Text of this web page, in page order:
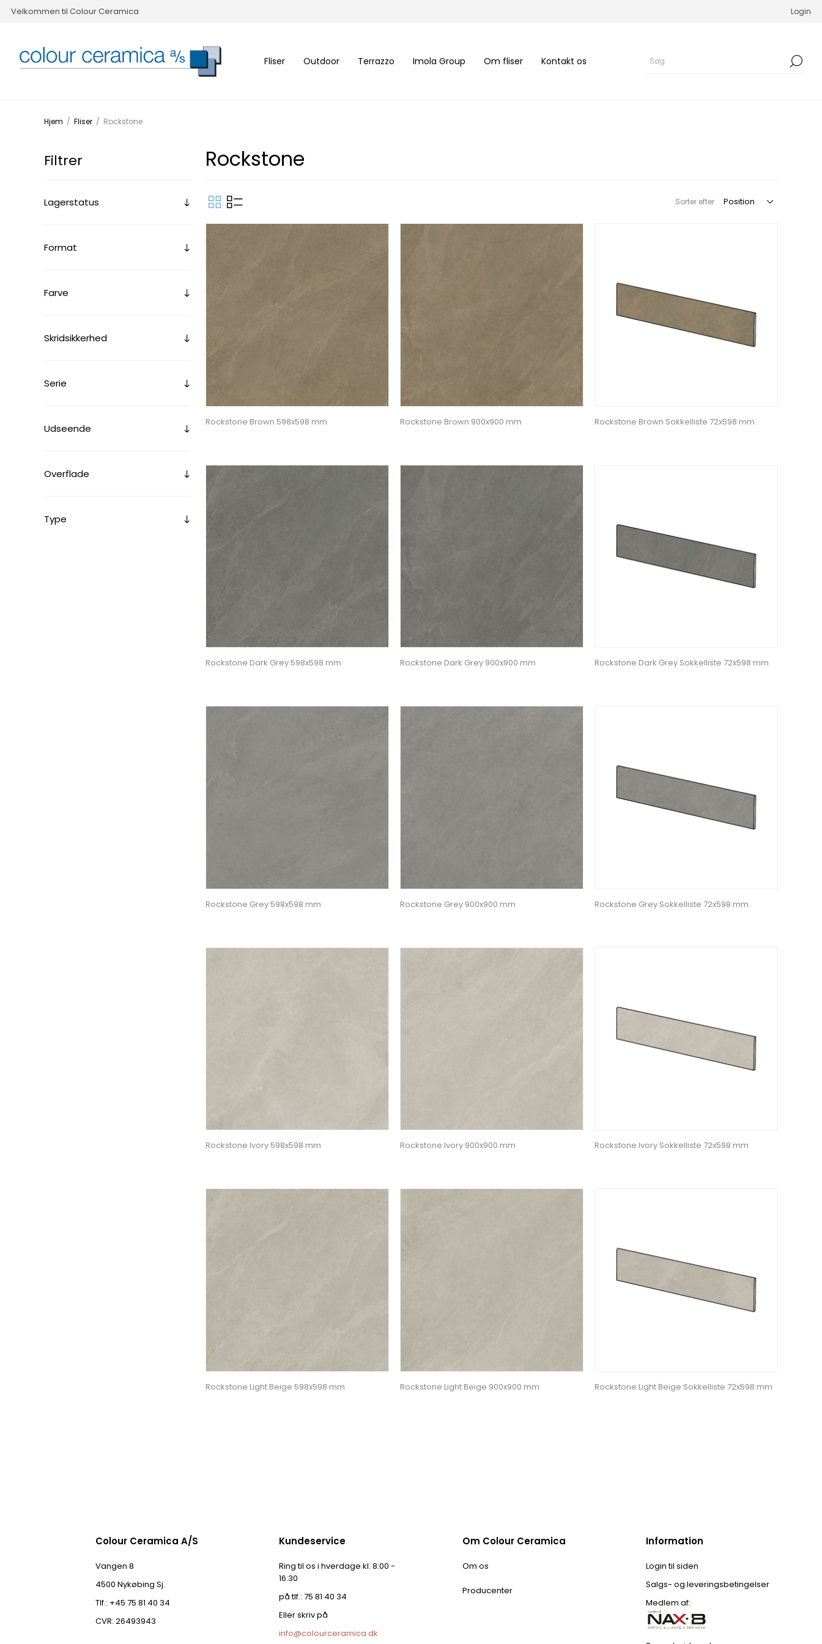
Velkommen til Colour Ceramica Login
Fliser Outdoor Terrazzo Imola Group Om fliser Kontakt os
Hjem / Fliser / Rockstone
Filtrer
Lagerstatus
Format
Farve
Skridsikkerhed
Serie
Udseende
Overflade
Type
Rockstone
Sorter efter
Rockstone Brown 598x598 mm Rockstone Brown 900x900 mm Rockstone Brown Sokkelliste 72x598 mm
Rockstone Dark Grey 598x598 mm Rockstone Dark Grey 900x900 mm Rockstone Dark Grey Sokkelliste 72x598 mm
Rockstone Grey 598x598 mm Rockstone Grey 900x900 mm Rockstone Grey Sokkelliste 72x598 mm
Rockstone Ivory 598x598 mm Rockstone Ivory 900x900 mm Rockstone Ivory Sokkelliste 72x598 mm
Rockstone Light Beige 598x598 mm Rockstone Light Beige 900x900 mm Rockstone Light Beige Sokkelliste 72x598 mm
Colour Ceramica A/S
Vangen 8
4500 Nykøbing Sj.
Tlf.: +45 75 81 40 34
CVR: 26493943
Kundeservice
Ring til os i hverdage kl. 8:00 -
16:30
på tlf.: 75 81 40 34
Eller skriv på
info@colourceramica.dk
Om Colour Ceramica
Om os
Producenter
Information
Login til siden
Salgs- og leveringsbetingelser
Medlem af: